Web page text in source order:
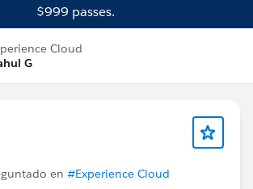
$999 passes.
Cloud
G
en #Experience Cloud